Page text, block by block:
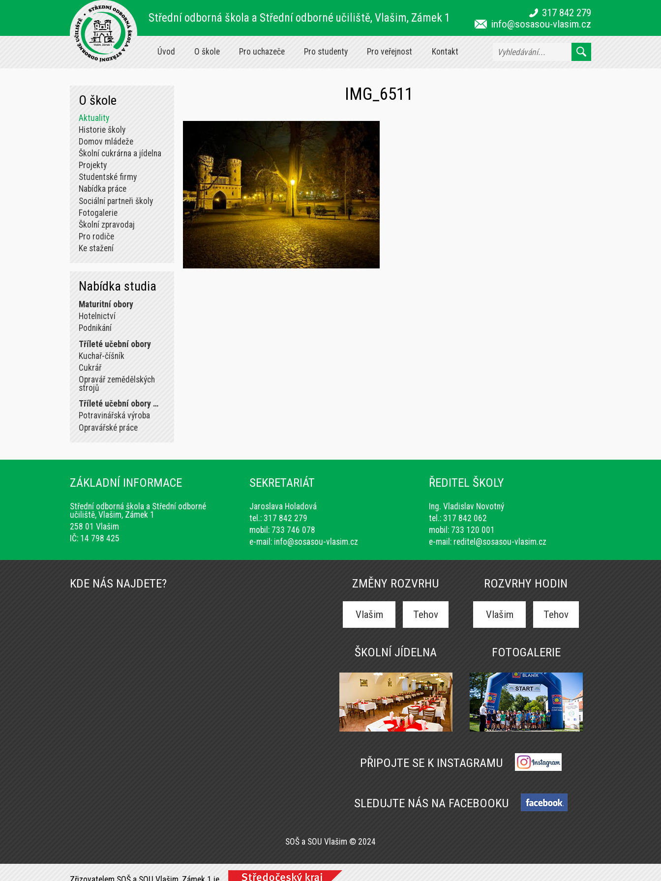
Střední odborná škola a Střední odborné učiliště, Vlašim, Zámek 1
317 842 279
info@sosasou-vlasim.cz
Úvod O škole Pro uchazeče Pro studenty Pro veřejnost Kontakt
O škole
Aktuality
Historie školy
Domov mládeže
Školní cukrárna a jídelna
Projekty
Studentské firmy
Nabídka práce
Sociální partneři školy
Fotogalerie
Školní zpravodaj
Pro rodiče
Ke stažení
Nabídka studia
Maturitní obory
Hotelnictví
Podnikání
Tříleté učební obory
Kuchař-číšník
Cukrář
Opravář zemědělských
strojů
Tříleté učební obory …
Potravinářská výroba
Opravářské práce
IMG_6511
ZÁKLADNÍ INFORMACE
Střední odborná škola a Střední odborné
učiliště, Vlašim, Zámek 1
258 01 Vlašim
IČ: 14 798 425
SEKRETARIÁT
Jaroslava Holadová
tel.: 317 842 279
mobil: 733 746 078
e-mail: info@sosasou-vlasim.cz
ŘEDITEL ŠKOLY
Ing. Vladislav Novotný
tel.: 317 842 062
mobil: 733 120 001
e-mail: reditel@sosasou-vlasim.cz
KDE NÁS NAJDETE? ZMĚNY ROZVRHU
Vlašim Tehov
ROZVRHY HODIN
Vlašim Tehov
ŠKOLNÍ JÍDELNA FOTOGALERIE
PŘIPOJTE SE K INSTAGRAMU
SLEDUJTE NÁS NA FACEBOOKU
SOŠ a SOU Vlašim © 2024